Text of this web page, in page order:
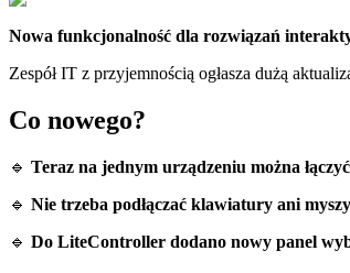
Nowa funkcjonalność dla rozwiązań
Zespół IT z przyjemnością ogłasza dużą
Co nowego?
🔹 Teraz na jednym urządzeniu można
🔹 Nie trzeba podłączać klawiatury ani myszy
🔹 Do LiteController dodano nowy panel